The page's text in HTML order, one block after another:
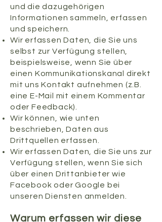
und die dazugehörigen
Informationen sammeln, erfassen
und speichern.
Wir erfassen Daten, die Sie uns
selbst zur Verfügung stellen,
beispielsweise, wenn Sie über
einen Kommunikationskanal direkt
mit uns Kontakt aufnehmen (z.B.
eine E-Mail mit einem Kommentar
oder Feedback).
Wir können, wie unten
beschrieben, Daten aus
Drittquellen erfassen.
Wir erfassen Daten, die Sie uns zur
Verfügung stellen, wenn Sie sich
über einen Drittanbieter wie
Facebook oder Google bei
unseren Diensten anmelden.
Warum erfassen wir diese